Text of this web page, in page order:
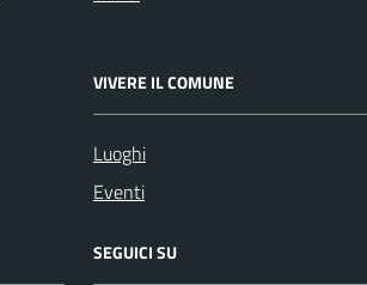
VIVERE IL COMUNE
Luoghi
Eventi
SEGUICI SU